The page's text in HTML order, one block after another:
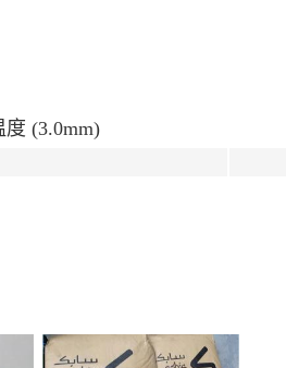
(3.0mm)